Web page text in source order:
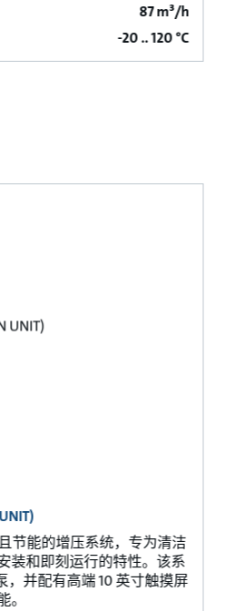
87 m³/h
-20 .. 120 °C
节能的增压系统，专为清洁
装和即刻运行的特性。该系
，并配有高端 10 英寸触摸屏
。